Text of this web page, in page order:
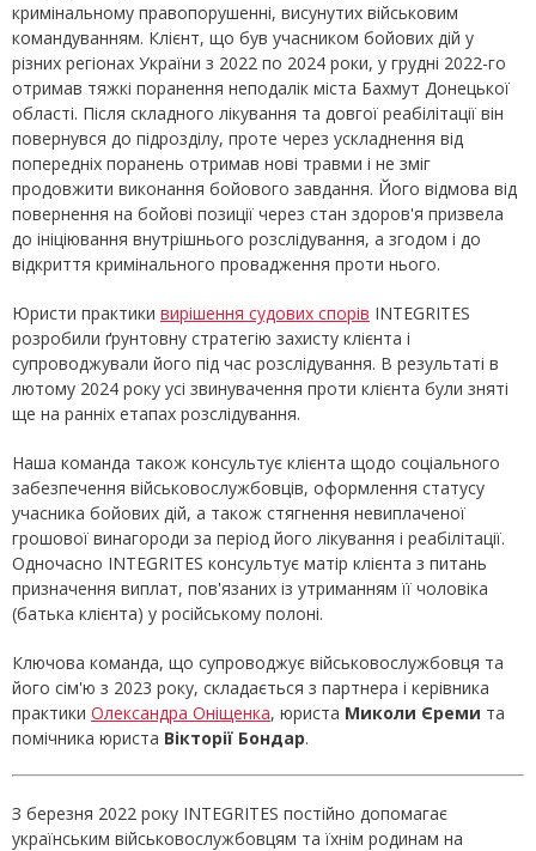
кримінальному правопорушенні, висунутих військовим
командуванням. Клієнт, що був учасником бойових дій у
різних регіонах України з 2022 по 2024 роки, у грудні 2022-го
отримав тяжкі поранення неподалік міста Бахмут Донецької
області. Після складного лікування та довгої реабілітації він
повернувся до підрозділу, проте через ускладнення від
попередніх поранень отримав нові травми і не зміг
продовжити виконання бойового завдання. Його відмова від
повернення на бойові позиції через стан здоров'я призвела
до ініціювання внутрішнього розслідування, а згодом і до
відкриття кримінального провадження проти нього.
Юристи практики вирішення судових спорів INTEGRITES
розробили ґрунтовну стратегію захисту клієнта і
супроводжували його під час розслідування. В результаті в
лютому 2024 року усі звинувачення проти клієнта були зняті
ще на ранніх етапах розслідування.
Наша команда також консультує клієнта щодо соціального
забезпечення військовослужбовців, оформлення статусу
учасника бойових дій, а також стягнення невиплаченої
грошової винагороди за період його лікування і реабілітації.
Одночасно INTEGRITES консультує матір клієнта з питань
призначення виплат, пов'язаних із утриманням її чоловіка
(батька клієнта) у російському полоні.
Ключова команда, що супроводжує військовослужбовця та
його сім'ю з 2023 року, складається з партнера і керівника
практики Олександра Оніщенка, юриста Миколи Єреми та
помічника юриста Вікторії Бондар.
З березня 2022 року INTEGRITES постійно допомагає
українським військовослужбовцям та їхнім родинам на